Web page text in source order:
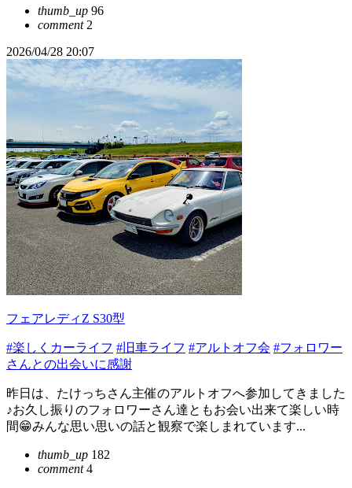
thumb_up 96
comment2
2026/04/28 20:07
フェアレディZ S30型
#楽しくカーライフ #旧車ライフ #アルトオフ会 #フォロワー
さんとの出会いに感謝
昨日は、たけっちさん主催のアルトオフへ参加してきました
♪お久し振りのフォロワーさん達ともお会い出来て楽しい時
間😁みんな思い思いの話と観察で楽しまれています...
thumb_up 182
comment4